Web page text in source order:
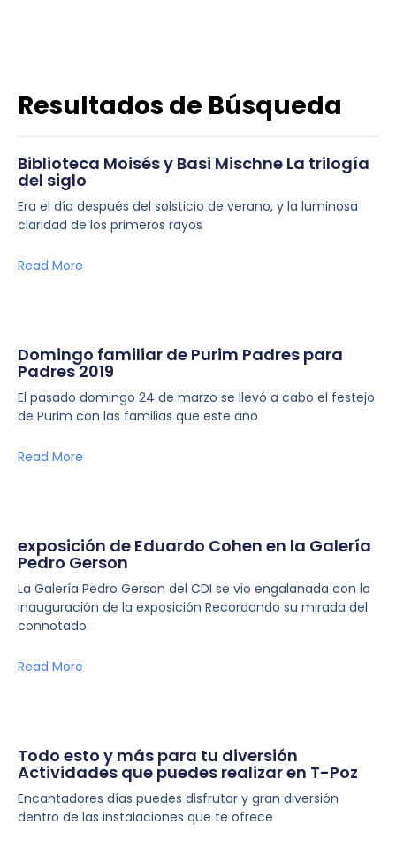
Resultados de Búsqueda
Biblioteca Moisés y Basi Mischne La trilogía
del siglo
Era el día después del solsticio de verano, y la luminosa
claridad de los primeros rayos
Read More
Domingo familiar de Purim Padres para
Padres 2019
El pasado domingo 24 de marzo se llevó a cabo el festejo
de Purim con las familias que este año
Read More
exposición de Eduardo Cohen en la Galería
Pedro Gerson
La Galería Pedro Gerson del CDI se vio engalanada con la
inauguración de la exposición Recordando su mirada del
connotado
Read More
Todo esto y más para tu diversión
Actividades que puedes realizar en T-Poz
Encantadores días puedes disfrutar y gran diversión
dentro de las instalaciones que te ofrece